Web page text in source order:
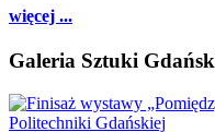
więcej ...
Galeria Sztuki